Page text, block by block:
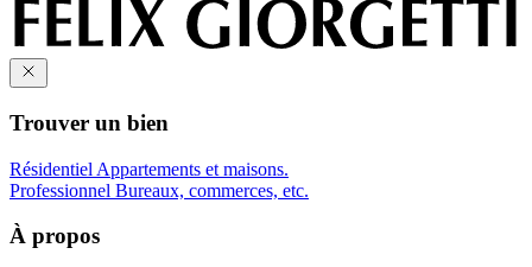
Trouver un bien
Résidentiel Appartements et maisons.
Professionnel Bureaux, commerces, etc.
À propos